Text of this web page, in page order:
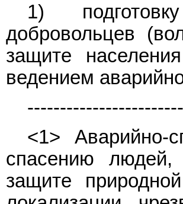
1)
добровольцев
защите
ведением
<1> Аварийно-
спасению людей,
защите